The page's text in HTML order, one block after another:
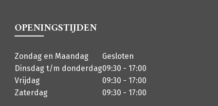
OPENINGSTIJDEN
Zondag en Maandag
Gesloten
Dinsdag t/m donderdag09:30 - 17:00
Vrijdag
09:30 - 17:00
Zaterdag
09:30 - 17:00